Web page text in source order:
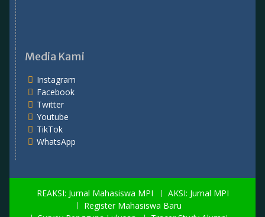
Media Kami
Instagram
Facebook
Twitter
Youtube
TikTok
WhatsApp
REAKSI: Jurnal Mahasiswa MPI
AKSI: Jurnal MPI
Register Mahasiswa Baru